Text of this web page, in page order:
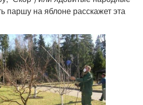
паршу на яблоне расскажет эта